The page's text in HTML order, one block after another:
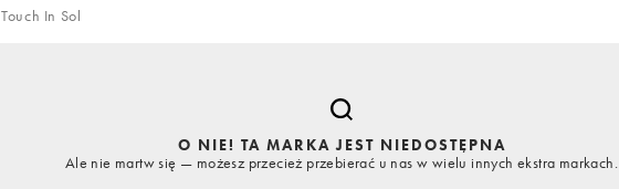
Touch In Sol
O NIE! TA MARKA JEST NIEDOSTĘPNA
Ale nie martw się — możesz przecież przebierać u nas w wielu innych ekstra markach.